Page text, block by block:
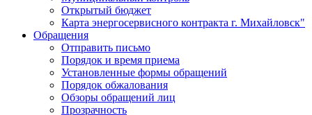
Открытый бюджет
Карта энергосервисного контракта г. Михайловск"
Обращения
Отправить письмо
Порядок и время приема
Установленные формы обращений
Порядок обжалования
Обзоры обращений лиц
Прозрачность